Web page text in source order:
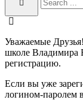
Уважаемые
школе Владимира
регистрацию.
Если вы уже
логином-паролем